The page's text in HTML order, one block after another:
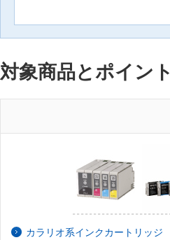
対象商品とポイント
カラリオ系インクカートリッジ